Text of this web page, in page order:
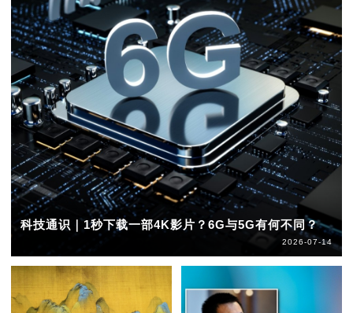
科技通识｜1秒下载一部4K影片？6G与5G有何不同？
2026-07-14